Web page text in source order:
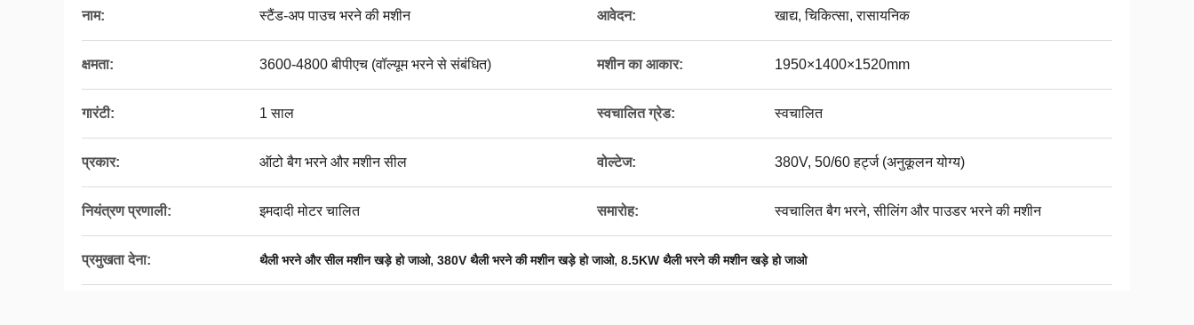
नाम: स्टैंड-अप पाउच भरने की मशीन आवेदन: खाद्य, चिकित्सा, रासायनिक
क्षमता: 3600-4800 बीपीएच (वॉल्यूम भरने से संबंधित) मशीन का आकार: 1950×1400×1520mm
गारंटी: 1 साल स्वचालित ग्रेड: स्वचालित
प्रकार: ऑटो बैग भरने और मशीन सील वोल्टेज: 380V, 50/60 हर्ट्ज (अनुकूलन योग्य)
नियंत्रण प्रणाली: इमदादी मोटर चालित समारोह: स्वचालित बैग भरने, सीलिंग और पाउडर भरने की मशीन
प्रमुखता देना: थैली भरने और सील मशीन खड़े हो जाओ, 380V थैली भरने की मशीन खड़े हो जाओ, 8.5KW थैली भरने की मशीन खड़े हो जाओ